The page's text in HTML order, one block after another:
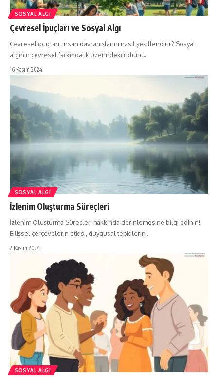
SOSYAL ALGI
Çevresel İpuçları ve Sosyal Algı
Çevresel ipuçları, insan davranışlarını nasıl şekillendirir? Sosyal
algının çevresel farkındalık üzerindeki rolünü…
16 Kasım 2024
SOSYAL ALGI
İzlenim Oluşturma Süreçleri
İzlenim Oluşturma Süreçleri hakkında derinlemesine bilgi edinin!
Bilişsel çerçevelerin etkisi, duygusal tepkilerin…
2 Kasım 2024
SOSYAL ALGI